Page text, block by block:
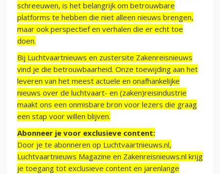
schreeuwen, is het belangrijk om betrouwbare
platforms te hebben die niet alleen nieuws brengen,
maar ook perspectief en verhalen die er echt toe
doen.
Bij Luchtvaartnieuws en zustersite Zakenreisnieuws
vind je die betrouwbaarheid. Onze toewijding aan het
leveren van het meest actuele en onafhankelijke
nieuws over de luchtvaart- en (zaken)reisindustrie
maakt ons een onmisbare bron voor lezers die graag
een stap voor willen blijven.
Abonneer je voor exclusieve content:
Door je te abonneren op Luchtvaartnieuws.nl,
Luchtvaartnieuws Magazine en Zakenreisnieuws.nl krijg
je toegang tot exclusieve content en jarenlange